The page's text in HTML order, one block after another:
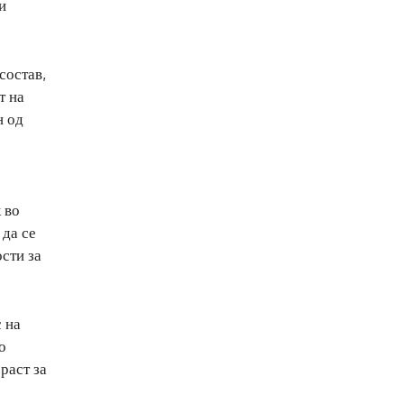
на
од
во
се
за
на
за